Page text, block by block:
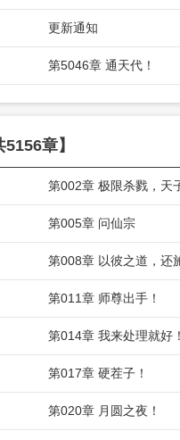
更新通知
第5046章 通天代！
章】
第002章 极限杀戮，天
第005章 问仙宗
第008章 以彼之道，还
第011章 师尊出手！
第014章 我来处理就好！
第017章 硬茬子！
第020章 月圆之夜！